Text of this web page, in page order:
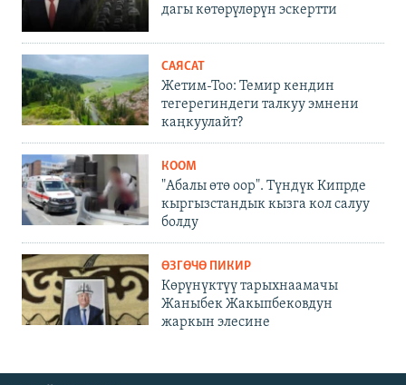
дагы көтөрүлөрүн эскертти
САЯСАТ
Жетим-Тоо: Темир кендин
тегерегиндеги талкуу эмнени
каңкуулайт?
КООМ
"Абалы өтө оор". Түндүк Кипрде
кыргызстандык кызга кол салуу
болду
ӨЗГӨЧӨ ПИКИР
Көрүнүктүү тарыхнаамачы
Жаныбек Жакыпбековдун
жаркын элесине